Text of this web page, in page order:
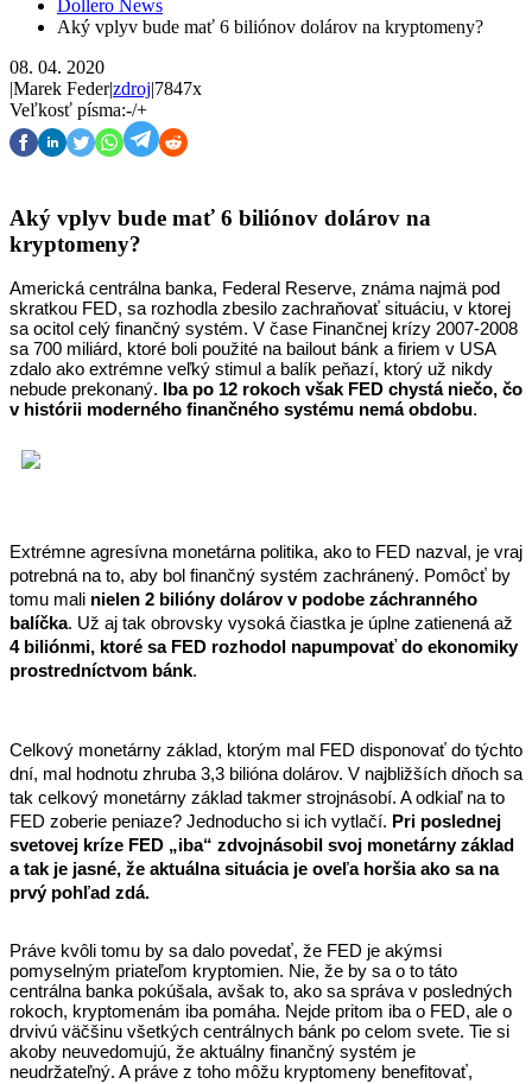
Dollero News
Aký vplyv bude mať 6 biliónov dolárov na kryptomeny?
08. 04. 2020
|Marek Feder|zdroj|7847x
Veľkosť písma:-/+
Aký vplyv bude mať 6 biliónov dolárov na
kryptomeny?
Americká centrálna banka, Federal Reserve, známa najmä pod
skratkou FED, sa rozhodla zbesilo zachraňovať situáciu, v ktorej
sa ocitol celý finančný systém. V čase Finančnej krízy 2007-2008
sa 700 miliárd, ktoré boli použité na bailout bánk a firiem v USA
zdalo ako extrémne veľký stimul a balík peňazí, ktorý už nikdy
nebude prekonaný.
Iba po 12 rokoch však FED chystá niečo, čo
v histórii moderného finančného systému nemá obdobu.
Extrémne agresívna monetárna politika, ako to FED nazval, je vraj
potrebná na to, aby bol finančný systém zachránený. Pomôcť by
tomu mali nielen 2 bilióny dolárov v podobe záchranného
balíčka
4 biliónmi, ktoré sa FED rozhodol napumpovať do ekonomiky
prostredníctvom bánk.
Celkový monetárny základ, ktorým mal FED disponovať do týchto
dní, mal hodnotu zhruba 3,3 bilióna dolárov. V najbližších dňoch sa
tak celkový monetárny základ takmer strojnásobí. A odkiaľ na to
FED zoberie peniaze? Jednoducho si ich vytlačí. Pri poslednej
svetovej kríze FED „iba“ zdvojnásobil svoj monetárny základ
a tak je jasné, že aktuálna situácia je oveľa horšia ako sa na
prvý pohľad zdá.
Práve kvôli tomu by sa dalo povedať, že FED je akýmsi
pomyselným priateľom kryptomien. Nie, že by sa o to táto
centrálna banka pokúšala, avšak to, ako sa správa v posledných
rokoch, kryptomenám iba pomáha. Nejde pritom iba o FED, ale o
drvivú väčšinu všetkých centrálnych bánk po celom svete. Tie si
akoby neuvedomujú, že aktuálny finančný systém je
neudržateľný. A práve z toho môžu kryptomeny benefitovať,